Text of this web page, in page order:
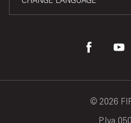
© 2026
P.Iva